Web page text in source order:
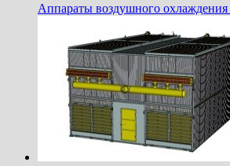
Аппараты воздушного